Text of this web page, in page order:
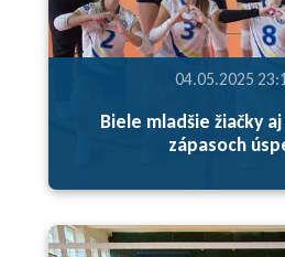
04.05.2025
Biele mladšie žiačky
zápasoch